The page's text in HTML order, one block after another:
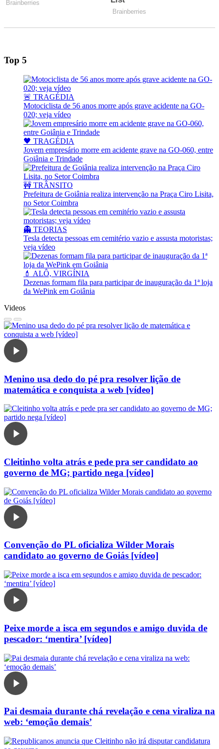
Top 5
🚨 TRAGÉDIA
Motociclista de 56 anos morre após grave acidente na GO-
020; veja vídeo
🖤 TRAGÉDIA
Jovem empresário morre em acidente grave na GO-060, entre
Goiânia e Trindade
🚧 TRÂNSITO
Prefeitura de Goiânia realiza intervenção na Praça Ciro Lisita,
no Setor Coimbra
👻 TEORIAS
Tesla detecta pessoas em cemitério vazio e assusta motoristas;
veja vídeo
💄 ALÔ, VIRGÍNIA
Dezenas formam fila para participar de inauguração da 1ª loja
da WePink em Goiânia
Videos
Menino usa dedo do pé pra resolver lição de
matemática e conquista a web [vídeo]
Cleitinho volta atrás e pede pra ser candidato ao
governo de MG; partido nega [vídeo]
Convenção do PL oficializa Wilder Morais
candidato ao governo de Goiás [vídeo]
Peixe morde a isca em segundos e amigo duvida de
pescador: ‘mentira’ [vídeo]
Pai desmaia durante chá revelação e cena viraliza na
web: ‘emoção demais’